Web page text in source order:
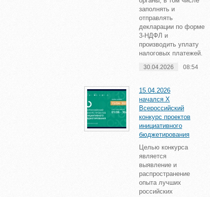
заполнять и
отправлять
декларации по форме
3-НДФЛ и
производить уплату
налоговых платежей.
30.04.2026 08:54
15.04.2026
начался X
Всероссийский
конкурс проектов
инициативного
бюджетирования
Целью конкурса
является
выявление и
распространение
опыта лучших
российских